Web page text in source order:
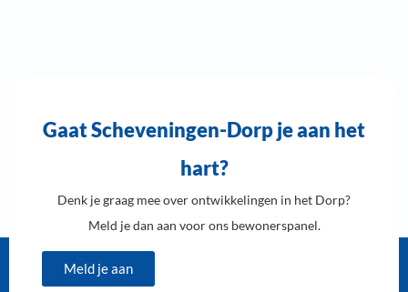
Gaat Scheveningen-Dorp je aan het
hart?
Denk je graag mee over ontwikkelingen in het Dorp?
Meld je dan aan voor ons bewonerspanel.
Meld je aan